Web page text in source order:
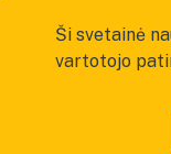
Ši svetainė
vartotojo